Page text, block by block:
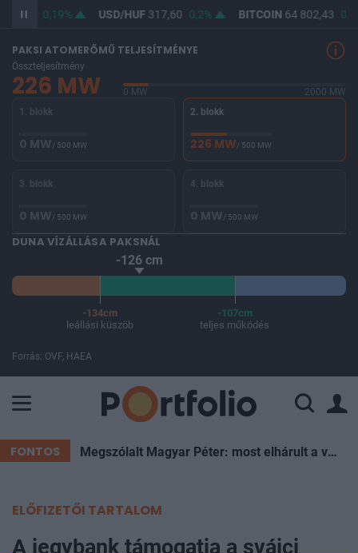
0,19% USD/HUF317,60 0,2% BITCOIN64 802,43
PAKSI ATOMERŐMŰ TELJESÍTMÉNYE
Összteljesítmény
226 MW 0 MW
2000 MW
1. blokk
0 MW/ 500 MW
2. blokk
226 MW/ 500 MW
3. blokk
0 MW/ 500 MW
4. blokk
0 MW/ 500 MW
DUNA VÍZÁLLÁSA PAKSNÁL
-126 cm
-134cm
leállási küszöb
-107cm
teljes működés
Forrás: OVF, HAEA
FONTOS Megszólalt Magyar Péter: most elhárult a veszély, de Pakson újra pattanásig feszülhet a helyzet
ELŐFIZETŐI TARTALOM
A jegybank támogatja a svájci